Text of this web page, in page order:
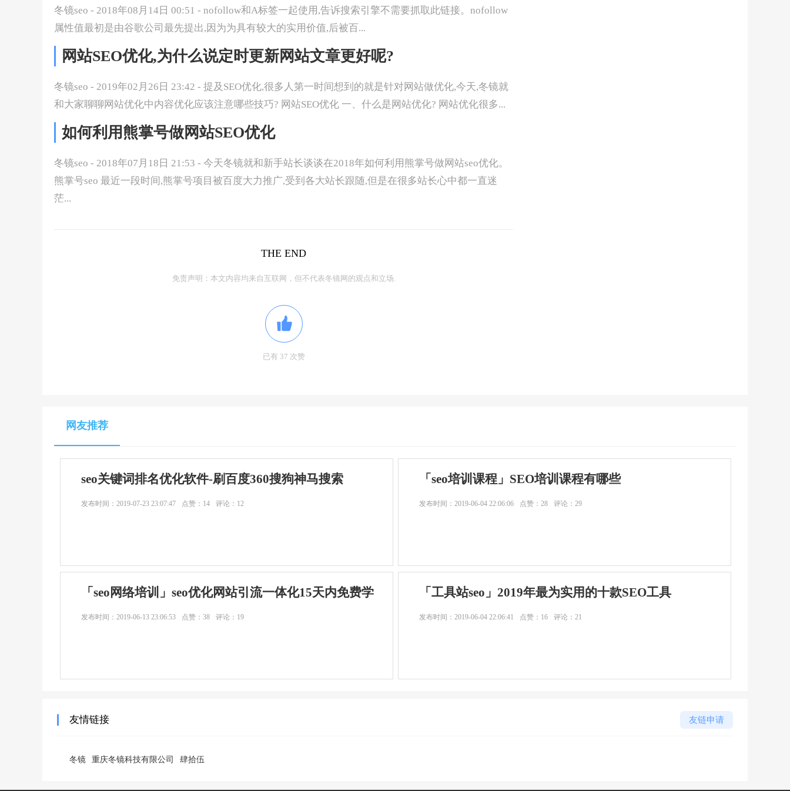
冬镜seo - 2018年08月14日 00:51 - nofollow和A标签一起使用,告诉搜索引擎不需要抓取此链接。nofollow
属性值最初是由谷歌公司最先提出,因为为具有较大的实用价值,后被百...
网站SEO优化,为什么说定时更新网站文章更好呢?
冬镜seo - 2019年02月26日 23:42 - 提及SEO优化,很多人第一时间想到的就是针对网站做优化,今天,冬镜就
和大家聊聊网站优化中内容优化应该注意哪些技巧? 网站SEO优化 一、什么是网站优化? 网站优化很多...
如何利用熊掌号做网站SEO优化
冬镜seo - 2018年07月18日 21:53 - 今天冬镜就和新手站长谈谈在2018年如何利用熊掌号做网站seo优化。
熊掌号seo 最近一段时间,熊掌号项目被百度大力推广,受到各大站长跟随,但是在很多站长心中都一直迷
茫...
THE END
免责声明：本文内容均来自互联网，但不代表冬镜网的观点和立场.
已有 37 次赞
网友推荐
seo关键词排名优化软件-刷百度360搜狗神马搜索
发布时间： 2019-07-23 23:07:47 点赞：14 评论：12
「seo培训课程」SEO培训课程有哪些
发布时间： 2019-06-04 22:06:06 点赞：28 评论：29
「seo网络培训」seo优化网站引流一体化15天内免费学
发布时间： 2019-06-13 23:06:53 点赞：38 评论：19
「工具站seo」2019年最为实用的十款SEO工具
发布时间： 2019-06-04 22:06:41 点赞：16 评论：21
友情链接 友链申请
冬镜 重庆冬镜科技有限公司 肆拾伍